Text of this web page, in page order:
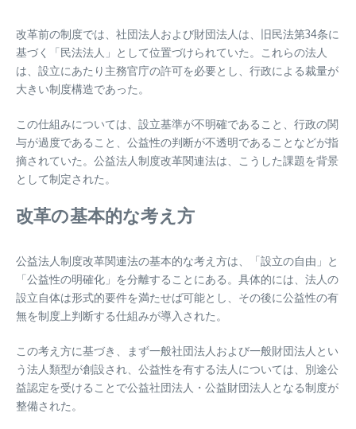
改革前の制度では、社団法人および財団法人は、旧民法第34条に
基づく「民法法人」として位置づけられていた。これらの法人
は、設立にあたり主務官庁の許可を必要とし、行政による裁量が
大きい制度構造であった。
この仕組みについては、設立基準が不明確であること、行政の関
与が過度であること、公益性の判断が不透明であることなどが指
摘されていた。公益法人制度改革関連法は、こうした課題を背景
として制定された。
改革の基本的な考え方
公益法人制度改革関連法の基本的な考え方は、「設立の自由」と
「公益性の明確化」を分離することにある。具体的には、法人の
設立自体は形式的要件を満たせば可能とし、その後に公益性の有
無を制度上判断する仕組みが導入された。
この考え方に基づき、まず一般社団法人および一般財団法人とい
う法人類型が創設され、公益性を有する法人については、別途公
益認定を受けることで公益社団法人・公益財団法人となる制度が
整備された。